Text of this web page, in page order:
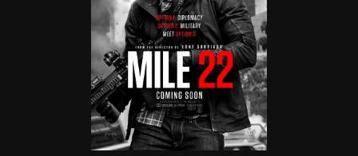
Мероприятия
Новости
Подарки